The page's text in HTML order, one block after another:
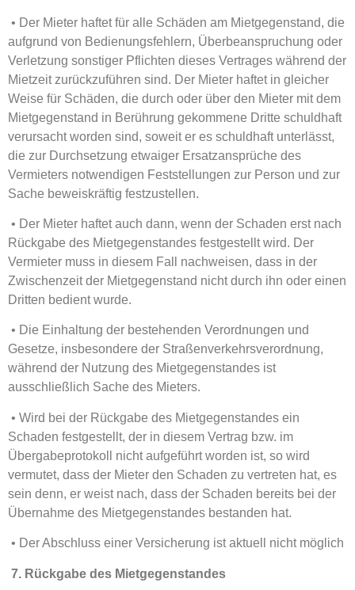
• Der Mieter haftet für alle Schäden am Mietgegenstand, die
aufgrund von Bedienungsfehlern, Überbeanspruchung oder
Verletzung sonstiger Pflichten dieses Vertrages während der
Mietzeit zurückzuführen sind. Der Mieter haftet in gleicher
Weise für Schäden, die durch oder über den Mieter mit dem
Mietgegenstand in Berührung gekommene Dritte schuldhaft
verursacht worden sind, soweit er es schuldhaft unterlässt,
die zur Durchsetzung etwaiger Ersatzansprüche des
Vermieters notwendigen Feststellungen zur Person und zur
Sache beweiskräftig festzustellen.
• Der Mieter haftet auch dann, wenn der Schaden erst nach
Rückgabe des Mietgegenstandes festgestellt wird. Der
Vermieter muss in diesem Fall nachweisen, dass in der
Zwischenzeit der Mietgegenstand nicht durch ihn oder einen
Dritten bedient wurde.
• Die Einhaltung der bestehenden Verordnungen und
Gesetze, insbesondere der Straßenverkehrsverordnung,
während der Nutzung des Mietgegenstandes ist
ausschließlich Sache des Mieters.
• Wird bei der Rückgabe des Mietgegenstandes ein
Schaden festgestellt, der in diesem Vertrag bzw. im
Übergabeprotokoll nicht aufgeführt worden ist, so wird
vermutet, dass der Mieter den Schaden zu vertreten hat, es
sein denn, er weist nach, dass der Schaden bereits bei der
Übernahme des Mietgegenstandes bestanden hat.
• Der Abschluss einer Versicherung ist aktuell nicht möglich
7. Rückgabe des Mietgegenstandes